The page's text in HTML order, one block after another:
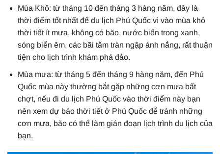
Mùa Khô: từ tháng 10 đến tháng 3 hàng năm, đây là
thời điểm tốt nhất để du lịch Phú Quốc vì vào mùa khô
thời tiết ít mưa, không có bão, nước biển trong xanh,
sóng biển êm, các bãi tắm tràn ngập ánh nắng, rất thuận
tiện cho lịch trình khám phá đảo.
Mùa mưa: từ tháng 5 đến tháng 9 hàng năm, đến Phú
Quốc mùa này thường bắt gặp những cơn mưa bất
chợt, nếu đi du lịch Phú Quốc vào thời điểm này bạn
nên xem dự báo thời tiết ở Phú Quốc để tránh những
cơn mưa, bão có thể làm gián đoạn lịch trình du lịch của
bạn.